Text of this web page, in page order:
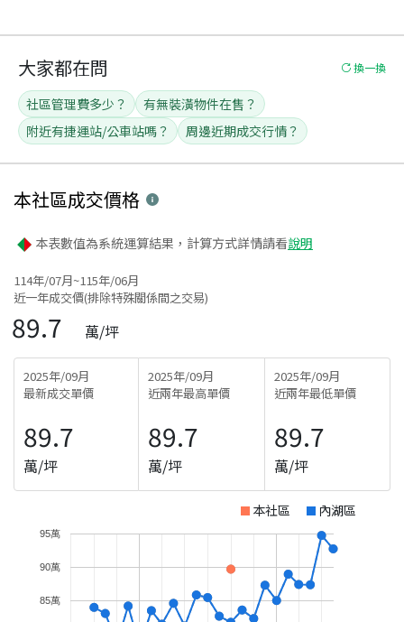
大家都在問 換一換
社區管理費多少？
有無裝潢物件在售？
附近有捷運站/公車站嗎？
周邊近期成交行情？
本社區成交價格
本表數值為系統運算結果，計算方式詳情請看說明
114年/07月~115年/06月
近一年成交價(排除特殊關係間之交易)
89.7 萬/坪
2025年/09月
最新成交單價
89.7
萬/坪
2025年/09月
近兩年最高單價
89.7
萬/坪
2025年/09月
近兩年最低單價
89.7
萬/坪
本社區 內湖區
85萬
90萬
95萬